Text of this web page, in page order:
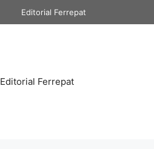
Editorial Ferrepat
Editorial Ferrepat